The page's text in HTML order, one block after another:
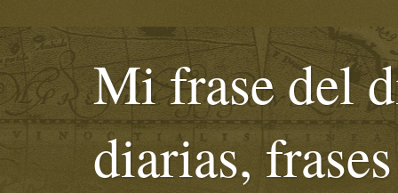
Mi frase del
diarias,